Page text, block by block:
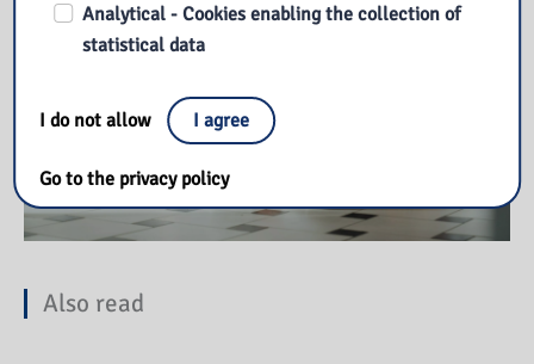
Also read
Analytical - Cookies enabling the collection of
statistical data
I do not allow I agree
Go to the privacy policy